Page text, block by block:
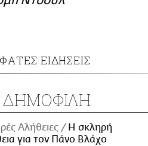
ΕΙΔΗΣΕΙΣ
ΔΗΜΟΦΙΛΗ
Αλήθειες
H σκληρή
για τον Πάνο Βλάχο